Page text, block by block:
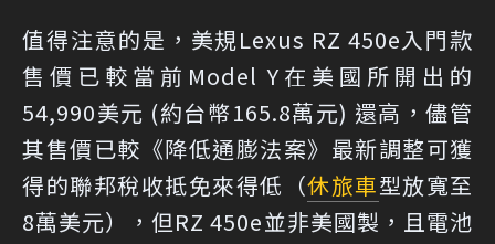
值得注意的是，美規Lexus RZ 450e入門款
售價已較當前Model Y在美國所開出的
54,990美元 (約台幣165.8萬元) 還高，儘管
其售價已較《降低通膨法案》最新調整可獲
得的聯邦稅收抵免來得低（休旅車型放寬至
8萬美元），但RZ 450e並非美國製，且電池